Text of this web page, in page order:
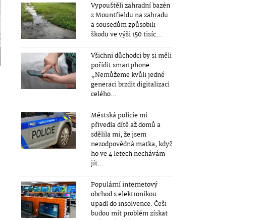
Vypouštěli zahradní bazén
z Mountfieldu na zahradu
a sousedům způsobili
škodu ve výši 150 tisíc...
Všichni důchodci by si měli
pořídit smartphone.
„Nemůžeme kvůli jedné
generaci brzdit digitalizaci
celého...
Městská policie mi
přivedla dítě až domů a
sdělila mi, že jsem
nezodpovědná matka, když
ho ve 4 letech nechávám
jít...
Populární internetový
obchod s elektronikou
upadl do insolvence. Češi
budou mít problém získat